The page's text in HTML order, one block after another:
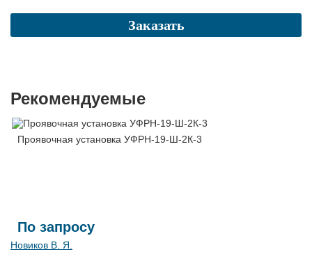
Заказать
Рекомендуемые
Проявочная установка УФРН-19-Ш-2К-3
По запросу
Новиков В. Я.